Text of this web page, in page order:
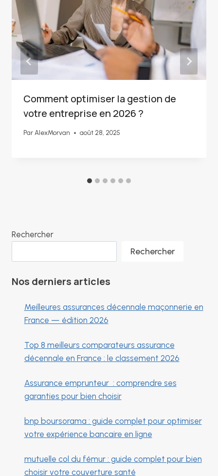
Comment optimiser la gestion de
votre entreprise en 2026 ?
Par AlexMorvan août 28, 2025
Rechercher
Rechercher
Nos derniers articles
Meilleures assurances décennale maçonnerie en
France — édition 2026
Top 8 meilleurs comparateurs assurance
décennale en France : le classement 2026
Assurance emprunteur : comprendre ses
garanties pour bien choisir
bnp boursorama : guide complet pour optimiser
votre expérience bancaire en ligne
mutuelle col du fémur : guide complet pour bien
choisir votre couverture santé